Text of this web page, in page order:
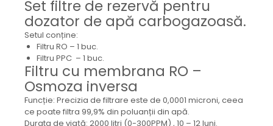
Set filtre de rezervă pentru
dozator de apă carbogazoasă.
Setul conține:
Filtru RO – 1 buc.
Filtru PPC – 1 buc.
Filtru cu membrana RO –
Osmoza inversa
Funcție: Precizia de filtrare este de 0,0001 microni, ceea
ce poate filtra 99,9% din poluanții din apă.
Durata de viață: 2000 litri (0-300PPM) , 10 – 12 luni.